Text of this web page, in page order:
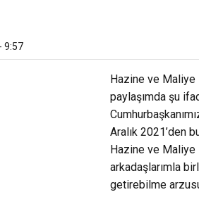
9:57
Hazine ve Maliye
paylaşımda şu
Aralık 2021’den
Hazine ve Maliye
arkadaşlarımla
getirebilme